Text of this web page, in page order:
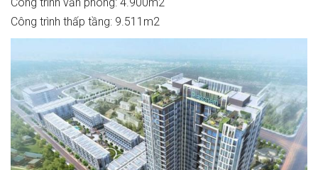
Công trình văn phòng: 4.900m2
Công trình thấp tầng: 9.511m2